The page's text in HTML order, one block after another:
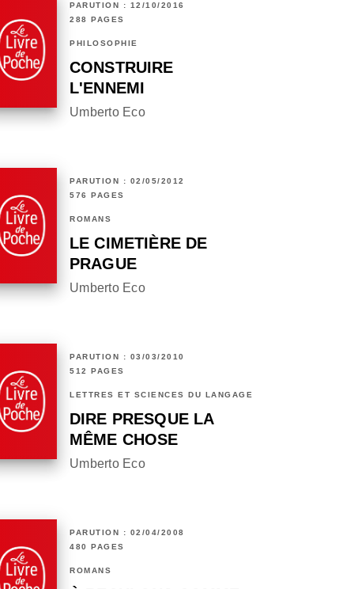
PARUTION : 12/10/2016
288 PAGES
PHILOSOPHIE
CONSTRUIRE
L'ENNEMI
Umberto Eco
PARUTION : 02/05/2012
576 PAGES
ROMANS
LE CIMETIÈRE DE
PRAGUE
Umberto Eco
PARUTION : 03/03/2010
512 PAGES
LETTRES ET SCIENCES DU LANGAGE
DIRE PRESQUE LA
MÊME CHOSE
Umberto Eco
PARUTION : 02/04/2008
480 PAGES
ROMANS